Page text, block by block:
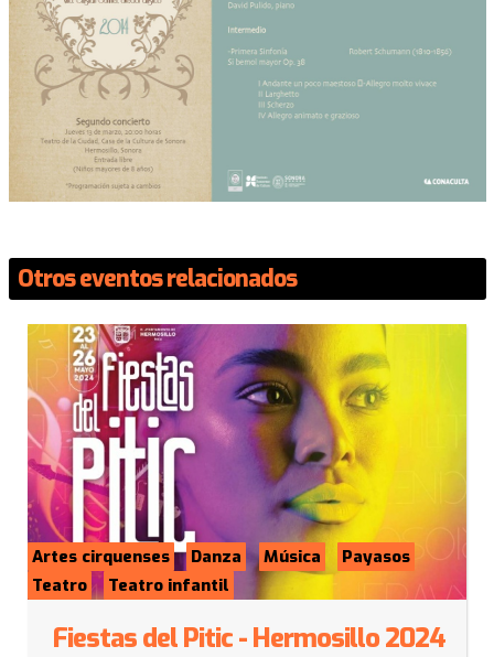
Otros eventos relacionados
Artes cirquenses Danza Música
Payasos
Teatro
Teatro infantil
Fiestas del Pitic - Hermosillo 2024